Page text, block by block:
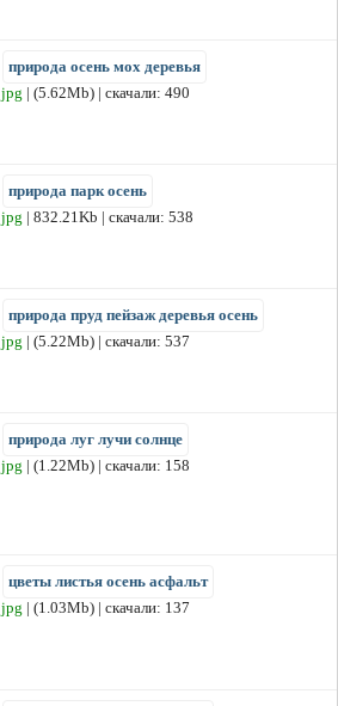
природа осень мох деревья
jpg | (5.62Mb) | скачали: 490
природа парк осень
jpg | 832.21Kb | скачали: 538
природа пруд пейзаж деревья осень
jpg | (5.22Mb) | скачали: 537
природа луг лучи солнце
jpg | (1.22Mb) | скачали: 158
цветы листья осень асфальт
jpg | (1.03Mb) | скачали: 137